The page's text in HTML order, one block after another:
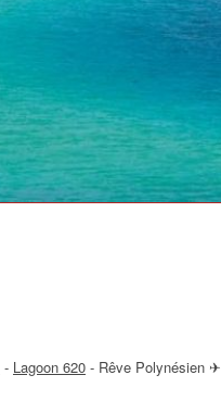
- Lagoon 620 - Rêve Polynésien ✈